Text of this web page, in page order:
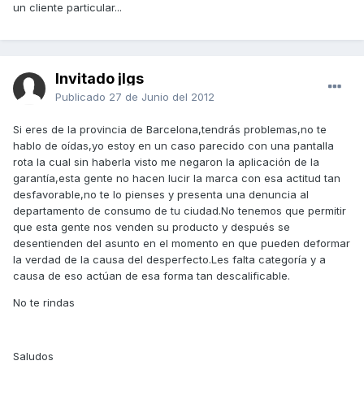
un cliente particular...
Invitado jlgs
Publicado 27 de Junio del 2012
Si eres de la provincia de Barcelona,tendrás problemas,no te
hablo de oídas,yo estoy en un caso parecido con una pantalla
rota la cual sin haberla visto me negaron la aplicación de la
garantía,esta gente no hacen lucir la marca con esa actitud tan
desfavorable,no te lo pienses y presenta una denuncia al
departamento de consumo de tu ciudad.No tenemos que permitir
que esta gente nos venden su producto y después se
desentienden del asunto en el momento en que pueden deformar
la verdad de la causa del desperfecto.Les falta categoría y a
causa de eso actúan de esa forma tan descalificable.
No te rindas
Saludos